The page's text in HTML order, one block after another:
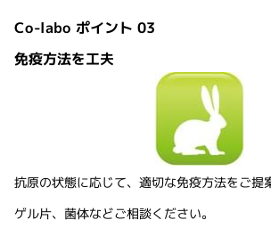
Co-labo ポイント 03
免疫方法を工夫
抗原の状態に応じて、適切な免疫方法をご提
ゲル片、菌体などご相談ください。